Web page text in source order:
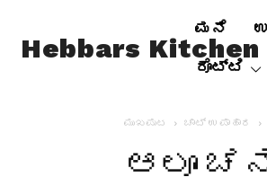
Hebbars Kitchen
ಮನೆ
ರೊಟ್ಟಿ
ಮುಖಪುಟ ಚಾಟ್ ಉಪಾಹಾರ
ಆಲೂ